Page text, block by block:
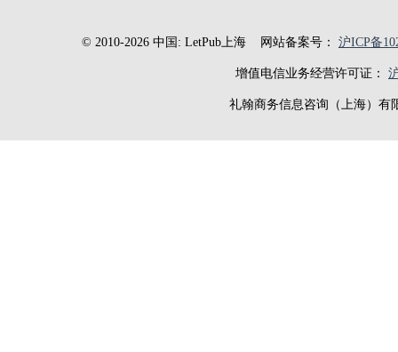
© 2010-2026 中国: LetPub上海网站备案号： 沪ICP备
增值电信业务经营许可证：
礼翰商务信息咨询（上海）